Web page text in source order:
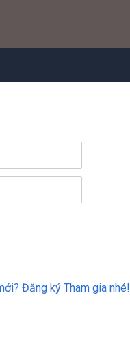
Đăng ký Tham gia nhé!